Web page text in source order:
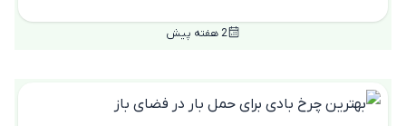
2 هفته پیش